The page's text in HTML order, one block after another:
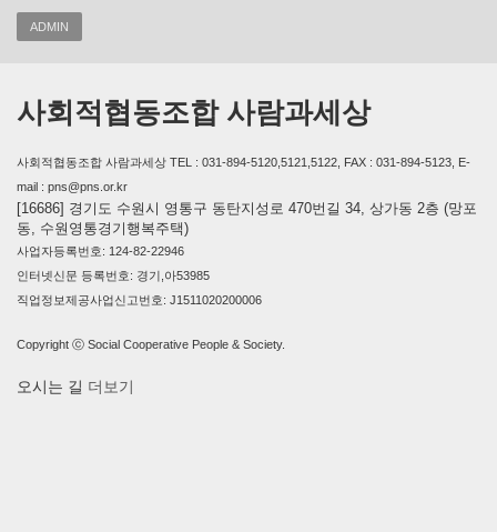
ADMIN
사회적협동조합 사람과세상
사회적협동조합 사람과세상 TEL : 031-894-5120,5121,5122, FAX : 031-894-5123, E-
mail : pns@pns.or.kr
[16686] 경기도 수원시 영통구 동탄지성로 470번길 34, 상가동 2층 (망포
동, 수원영통경기행복주택)
사업자등록번호: 124-82-22946
인터넷신문 등록번호: 경기,아53985
직업정보제공사업신고번호: J1511020200006
Copyright ⓒ Social Cooperative People & Society.
오시는 길 더보기